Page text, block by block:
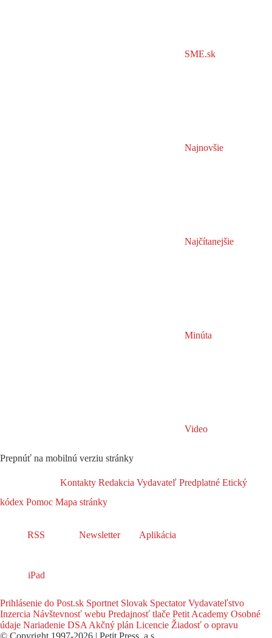
SME.sk
Najnovšie
Najčítanejšie
Minúta
Video
Prepnúť na mobilnú verziu stránky
Kontakty Redakcia Vydavateľ Predplatné Etický
kódex Pomoc Mapa stránky
RSS Newsletter Aplikácia
iPad
Prihlásenie do Post.sk Sportnet Slovak SpectatorVydavateľstvo
Inzercia Návštevnosť webu Predajnosť tlače Petit Academy Osobné
údaje Nariadenie DSA Akčný plán Licencie Žiadosť o opravu